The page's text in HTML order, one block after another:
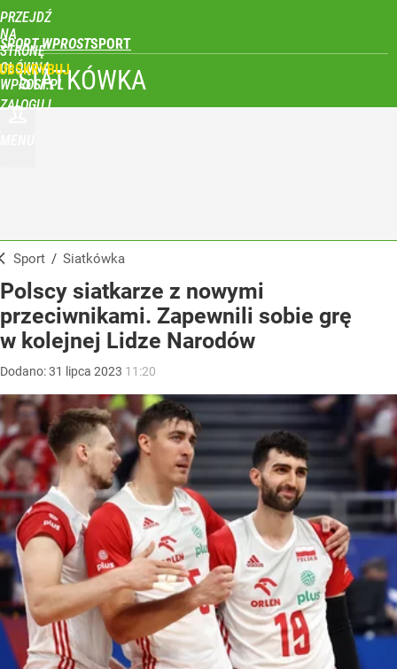
PRZEJDŹ
NA
STRONĘ
GŁÓWNĄ
WPROST.PL
SPORT WPROST
ZALOGUJ
SIATKÓWKA
Sport / Siatkówka
Polscy siatkarze z nowymi
przeciwnikami. Zapewnili sobie grę
w kolejnej Lidze Narodów
Dodano:31 lipca 2023 11:20